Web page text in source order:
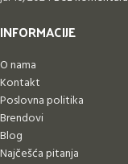
INFORMACIJE
O nama
Kontakt
Poslovna politika
Brendovi
Blog
Najčešća pitanja